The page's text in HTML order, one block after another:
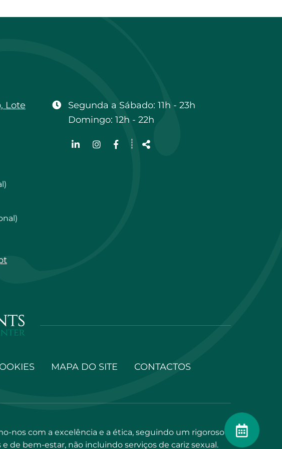
Lote
Segunda a Sábado: 11h - 23h
Domingo: 12h - 22h
Siga-
┊
MAPA DO SITE CONTACTOS
nos com a excelência e a ética, seguindo um rigoroso
de bem-estar, não incluindo serviços de cariz sexual.